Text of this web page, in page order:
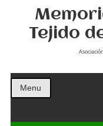
Tejido
Menu